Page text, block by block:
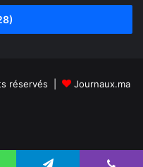
réservés | Journaux.ma